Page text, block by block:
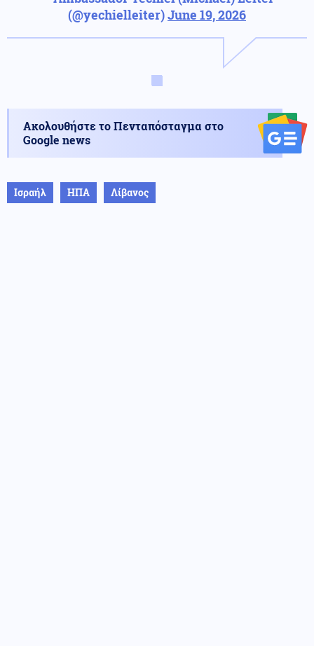
(@yechielleiter)June 19, 2026
Ακολουθήστε το Πενταπόσταγμα στο
Google news
Ισραήλ ΗΠΑ Λίβανος